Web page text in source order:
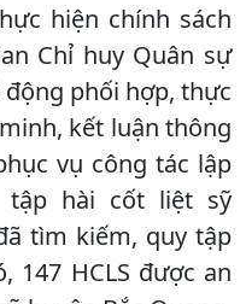
hiện chính sách
Chỉ huy Quân sự
phối hợp, thực
kết luận thông
vụ công tác lập
tập hài cốt liệt sỹ
tìm kiếm, quy tập
147 HCLS được an